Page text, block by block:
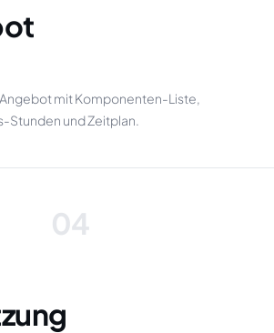
mit Komponenten-Liste,
Stunden und Zeitplan.
04